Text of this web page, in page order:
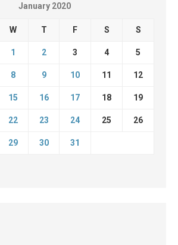
January 2020
W T F S S
1 2 3 4 5
8 9 10 11 12
15 16 17 18 19
22 23 24 25 26
29 30 31